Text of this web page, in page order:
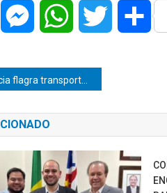
Facebook MessengerWhatsAppTwitter
ilegal de Tirzepatida e eletrônicos na SP-225; passageira é presa”